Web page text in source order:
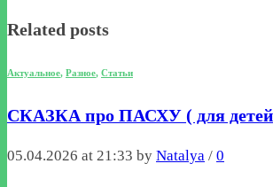
Related posts
Актуальное, Разное, Статьи
СКАЗКА про ПАСХУ ( для
05.04.2026 at 21:33 by Natalya / 0